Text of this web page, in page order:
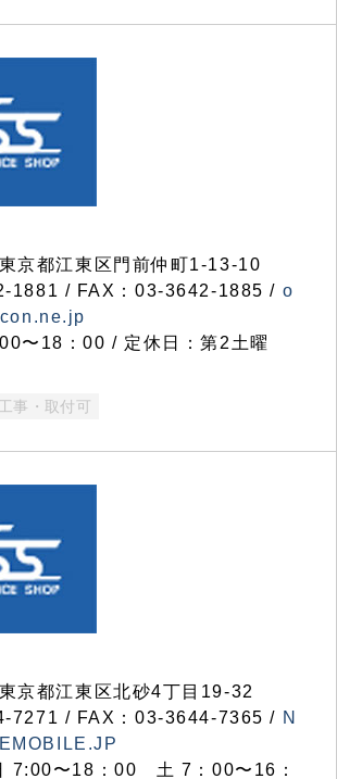
京都江東区門前仲町1-13-10
1881 / FAX：03-3642-1885 / o
〜18：00 / 定休日：第2土曜
工事・取付可
都江東区北砂4丁目19-32
/ FAX：03-3644-7365 / N
7:00〜18：00 土 7：00〜16：